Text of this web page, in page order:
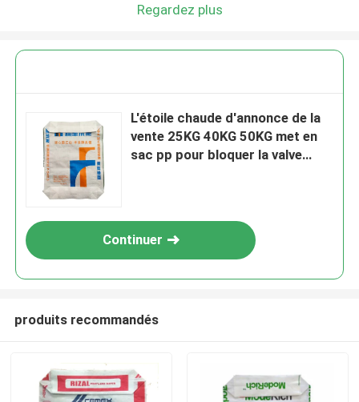
Regardez plus
L'étoile chaude d'annonce de la
vente 25KG 40KG 50KG met en
sac pp pour bloquer la valve
Continuer
produits recommandés